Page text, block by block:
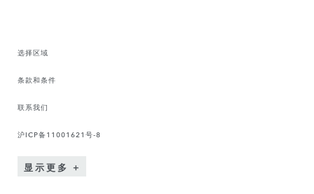
选择区域
条款和条件
联系我们
沪ICP备11001621号-8
显示更多